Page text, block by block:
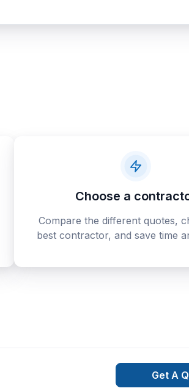
Choose a
Compare the different quotes,
best contractor, and save time
Get A